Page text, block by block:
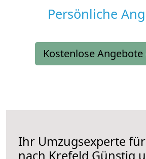
Persönliche
Kostenlose
Ihr Umzugsexperte
nach Krefeld Günstig